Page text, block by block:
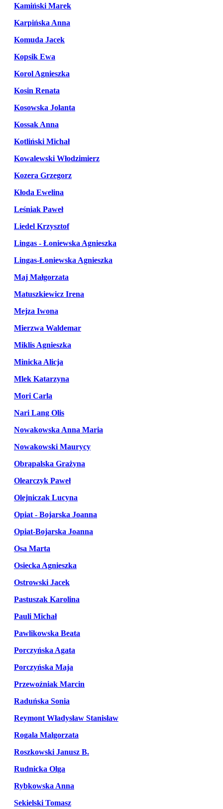
Kamiński Marek
Karpińska Anna
Komuda Jacek
Kopsik Ewa
Korol Agnieszka
Kosin Renata
Kosowska Jolanta
Kossak Anna
Kotliński Michał
Kowalewski Włodzimierz
Kozera Grzegorz
Kłoda Ewelina
Leśniak Paweł
Liedel Krzysztof
Lingas - Łoniewska Agnieszka
Lingas-Łoniewska Agnieszka
Maj Małgorzata
Matuszkiewicz Irena
Mejza Iwona
Mierzwa Waldemar
Miklis Agnieszka
Minicka Alicja
Mlek Katarzyna
Mori Carla
Nari Lang Olis
Nowakowska Anna Maria
Nowakowski Maurycy
Obrąpalska Grażyna
Olearczyk Paweł
Olejniczak Lucyna
Opiat - Bojarska Joanna
Opiat-Bojarska Joanna
Osa Marta
Osiecka Agnieszka
Ostrowski Jacek
Pastuszak Karolina
Pauli Michał
Pawlikowska Beata
Porczyńska Agata
Porczyńska Maja
Przewoźniak Marcin
Raduńska Sonia
Reymont Władysław Stanisław
Rogala Malgorzata
Roszkowski Janusz B.
Rudnicka Olga
Rybkowska Anna
Sekielski Tomasz